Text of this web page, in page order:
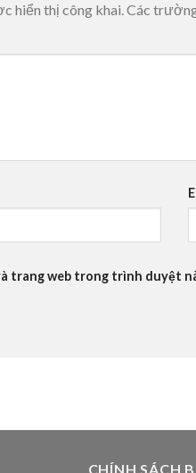
hiển thị công khai.Các
trang web trong trình duyệt
CHÍNH SÁCH